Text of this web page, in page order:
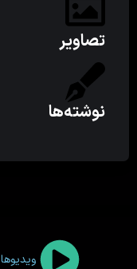
تصاویر
نوشته‌ها
ویدیوها